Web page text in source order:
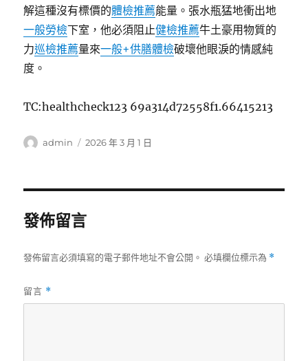
解這種沒有標價的體檢推薦能量。張水瓶猛地衝出地
一般勞檢下室，他必須阻止健檢推薦牛土豪用物質的
力巡檢推薦量來一般+供膳體檢破壞他眼淚的情感純
度。
TC:healthcheck123 69a314d72558f1.66415213
作
admin
發
2026 年 3 月 1 日
發佈留言
發佈留言必須填寫的電子郵件地址不會公開。 必填欄位標示為 *
留言 *